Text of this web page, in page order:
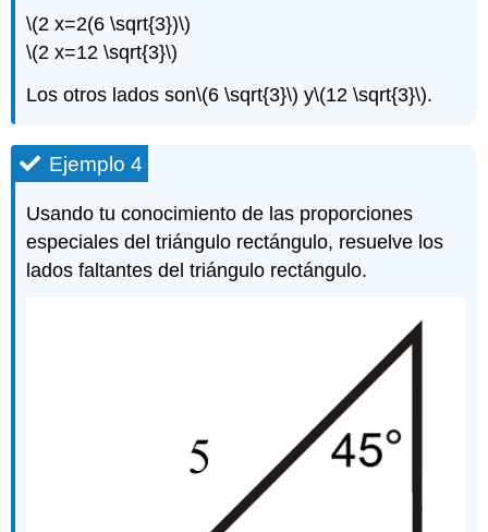
\(2 x=2(6 \sqrt{3})\)
\(2 x=12 \sqrt{3}\)
Los otros lados son\(6 \sqrt{3}\) y\(12 \sqrt{3}\).
Ejemplo 4
Usando tu conocimiento de las proporciones
especiales del triángulo rectángulo, resuelve los
lados faltantes del triángulo rectángulo.